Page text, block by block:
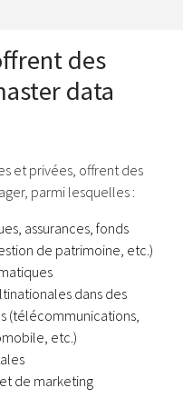
des
data
et privées, offrent des
parmi lesquelles :
assurances, fonds
de patrimoine, etc.)
dans des
(télécommunications,
etc.)
de marketing